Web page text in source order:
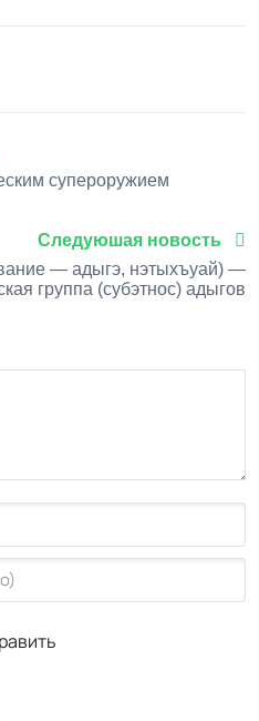
супероружием
Следуюшая новость
— адыгэ, нэтыхъуай) —
группа (субэтнос) адыгов